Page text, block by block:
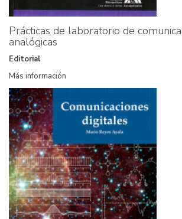
Prácticas de laboratorio de
analógicas
Editorial
Más información